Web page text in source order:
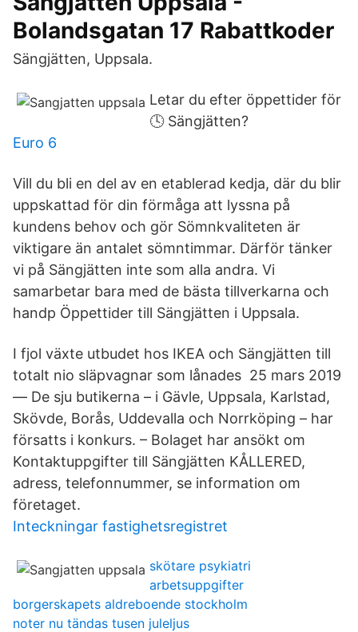
Bolandsgatan 17 Rabattkoder
Sängjätten, Uppsala.
Letar du efter öppettider för
🕓 Sängjätten?
Euro 6
Vill du bli en del av en etablerad kedja, där du blir
uppskattad för din förmåga att lyssna på
kundens behov och gör Sömnkvaliteten är
viktigare än antalet sömntimmar. Därför tänker
vi på Sängjätten inte som alla andra. Vi
samarbetar bara med de bästa tillverkarna och
handp Öppettider till Sängjätten i Uppsala.
I fjol växte utbudet hos IKEA och Sängjätten till
totalt nio släpvagnar som lånades 25 mars 2019
— De sju butikerna – i Gävle, Uppsala, Karlstad,
Skövde, Borås, Uddevalla och Norrköping – har
försatts i konkurs. – Bolaget har ansökt om
Kontaktuppgifter till Sängjätten KÅLLERED,
adress, telefonnummer, se information om
företaget.
Inteckningar fastighetsregistret
skötare psykiatri
arbetsuppgifter
borgerskapets aldreboende stockholm
noter nu tändas tusen juleljus